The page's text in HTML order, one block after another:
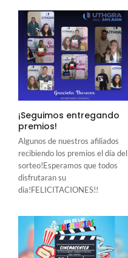
¡Seguimos entregando
premios!
Algunos de nuestros afiliados
recibiendo los premios el día del
sorteo!Esperamos que todos
disfrutaran su
dia!FELICITACIONES!!